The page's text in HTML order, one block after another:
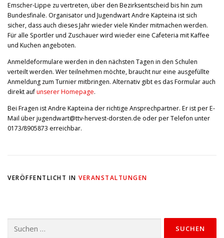
Emscher-Lippe zu vertreten, über den Bezirksentscheid bis hin zum
Bundesfinale. Organisator und Jugendwart Andre Kapteina ist sich
sicher, dass auch dieses Jahr wieder viele Kinder mitmachen werden.
Für alle Sportler und Zuschauer wird wieder eine Cafeteria mit Kaffee
und Kuchen angeboten.
Anmeldeformulare werden in den nächsten Tagen in den Schulen
verteilt werden. Wer teilnehmen möchte, braucht nur eine ausgefüllte
Anmeldung zum Turnier mitbringen. Alternativ gibt es das Formular auch
direkt aufunserer Homepage.
Bei Fragen ist Andre Kapteina der richtige Ansprechpartner. Er ist per E-
Mail über jugendwart@ttv-hervest-dorsten.de oder per Telefon unter
0173/8905873 erreichbar.
VERÖFFENTLICHT IN VERANSTALTUNGEN
nach: